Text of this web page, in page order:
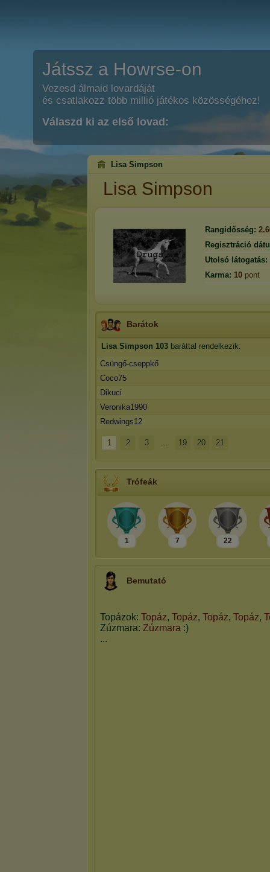
Játssz a Howrse-on
Vezesd álmaid lovardáját
és csatlakozz több millió játékos közösségéhez!
Válaszd ki az első lovad:
Lisa Simpson
Lisa Simpson
Rangidősség:
Regisztráció
Utolsó látogatás:
Karma: 10 pont
Barátok
Lisa Simpson 103 baráttal rendelkezik:
Csüngő-cseppkő
Coco75
Dikuci
Veronika1990
Redwings12
1 2 3 ... 19 20 21
Trófeák
1 7 22
Bemutató